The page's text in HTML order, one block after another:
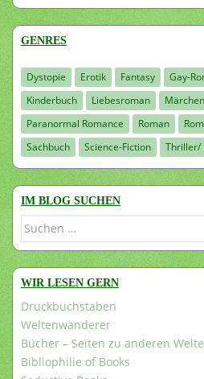
GENRES
Dystopie Erotik Fantasy Gay-
Kinderbuch
Liebesroman Märchen
Paranormal Romance
Roman
Sachbuch
Science-Fiction Thriller/
IM BLOG SUCHEN
Suchen
WIR LESEN GERN
Druckbuchstaben
Weltenwanderer
Bücher – Seiten zu anderen
Bibliophilie of Books